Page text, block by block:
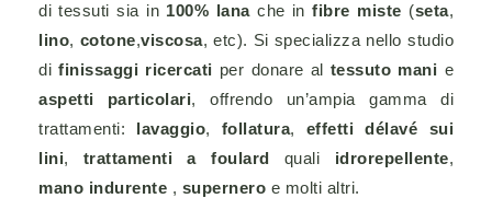
di tessuti sia in 100% lanache infibre miste (seta,
lino, cotone,viscosa, etc). Si specializza nello studio
difinissaggi ricercati per donare al tessuto mani e
aspetti particolari, offrendo un’ampia gamma di
trattamenti: lavaggio, follatura, effetti délavé sui
lini, trattamenti a foulard quali idrorepellente,
mano indurente , supernero e molti altri.